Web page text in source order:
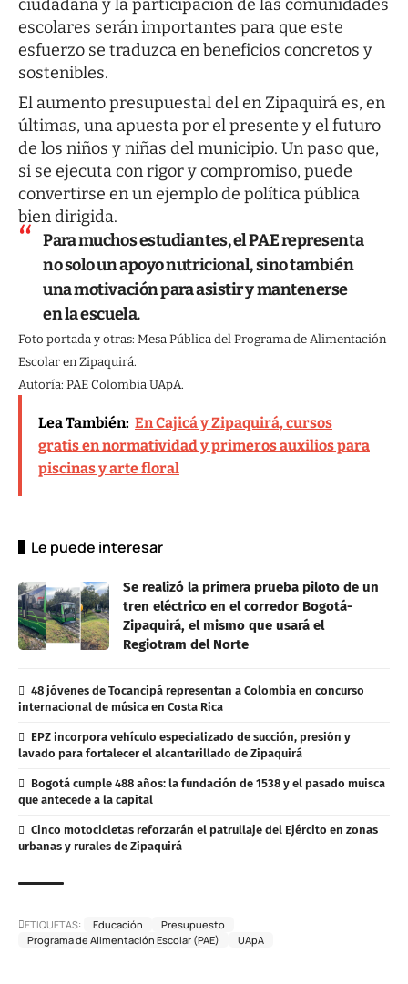
ciudadana y la participación de las comunidades
escolares serán importantes para que este
esfuerzo se traduzca en beneficios concretos y
sostenibles.
El aumento presupuestal del en Zipaquirá es, en
últimas, una apuesta por el presente y el futuro
de los niños y niñas del municipio. Un paso que,
si se ejecuta con rigor y compromiso, puede
convertirse en un ejemplo de política pública
bien dirigida.
Para muchos estudiantes, el PAE representa
no solo un apoyo nutricional, sino también
una motivación para asistir y mantenerse
en la escuela.
Foto portada y otras: Mesa Pública del Programa de Alimentación
Escolar en Zipaquirá.
Autoría: PAE Colombia UApA.
Lea También: En Cajicá y Zipaquirá, cursos
gratis en normatividad y primeros auxilios para
piscinas y arte floral
Le puede interesar
Se realizó la primera prueba piloto de un
tren eléctrico en el corredor Bogotá-
Zipaquirá, el mismo que usará el
Regiotram del Norte
48 jóvenes de Tocancipá representan a Colombia en concurso
internacional de música en Costa Rica
EPZ incorpora vehículo especializado de succión, presión y
lavado para fortalecer el alcantarillado de Zipaquirá
Bogotá cumple 488 años: la fundación de 1538 y el pasado muisca
que antecede a la capital
Cinco motocicletas reforzarán el patrullaje del Ejército en zonas
urbanas y rurales de Zipaquirá
ETIQUETAS: Educación
Presupuesto
Programa de Alimentación Escolar (PAE)
UApA